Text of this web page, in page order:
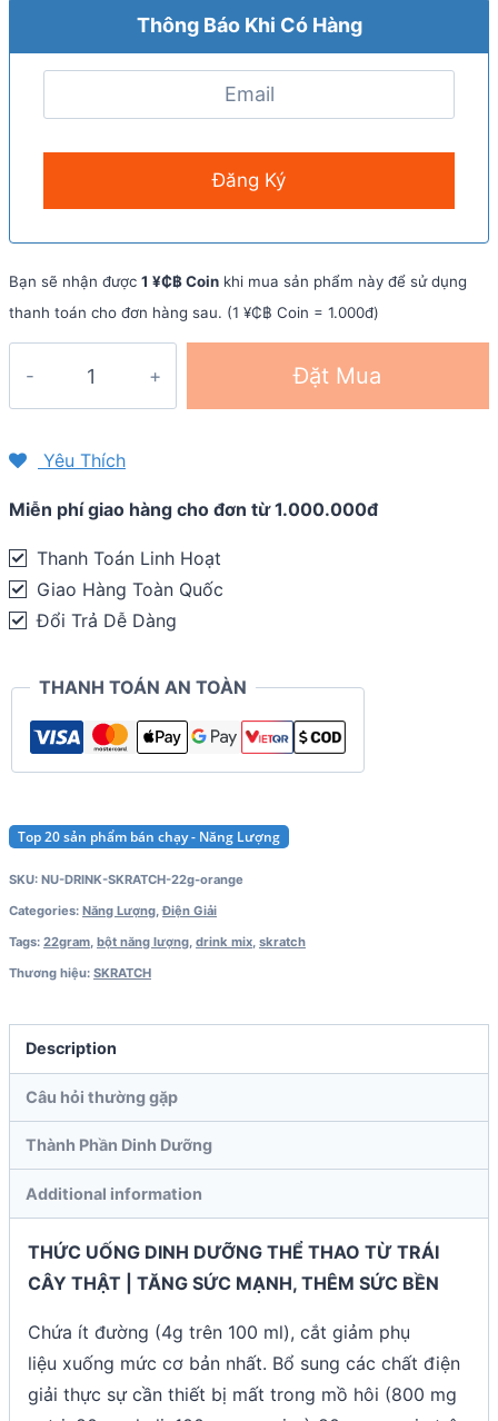
Thông Báo Khi Có Hàng
Bạn sẽ nhận được 1 ¥₵฿ Coin khi mua sản phẩm này để sử dụng
thanh toán cho đơn hàng sau. (1 ¥₵฿ Coin = 1.000đ)
bổ
điện
giải
Skratch
Hydration
(22g)
quantity
Đặt Mua
Yêu Thích
Miễn phí giao hàng cho đơn từ 1.000.000đ
Thanh Toán Linh Hoạt
Giao Hàng Toàn Quốc
Đổi Trả Dễ Dàng
THANH TOÁN AN TOÀN
Top 20 sản phẩm bán chạy - Năng Lượng
SKU: NU-DRINK-SKRATCH-22g-orange
Categories: Năng Lượng,Điện Giải
Tags: 22gram, bột năng lượng, drink mix, skratch
Thương hiệu: SKRATCH
Description
Câu hỏi thường gặp
Thành Phần Dinh Dưỡng
Additional information
THỨC UỐNG DINH DƯỠNG THỂ THAO TỪ TRÁI
CÂY THẬT | TĂNG SỨC MẠNH, THÊM SỨC BỀN
Chứa ít đường (4g trên 100 ml), cắt giảm phụ
liệu xuống mức cơ bản nhất. Bổ sung các chất điện
giải thực sự cần thiết bị mất trong mồ hôi (800 mg